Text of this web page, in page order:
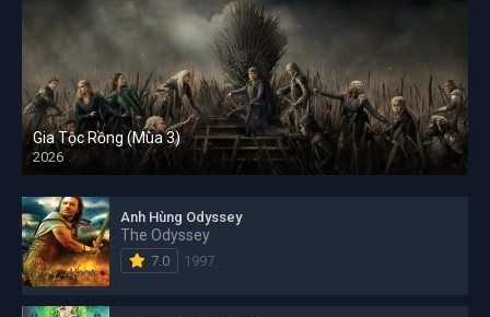
Gia Tộc Rồng (Mùa 3)
2026
Anh Hùng Odyssey
The Odyssey
7.0 1997